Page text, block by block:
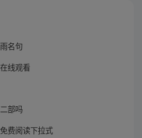
名句
线观看
部吗
费阅读下拉式